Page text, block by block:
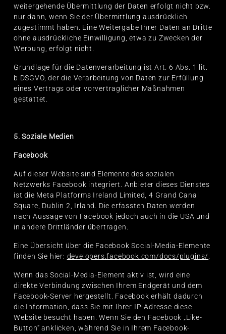
weitergehende Übermittlung der Daten erfolgt nicht bzw.
nur dann, wenn Sie der Übermittlung ausdrücklich
zugestimmt haben. Eine Weitergabe Ihrer Daten an Dritte
ohne ausdrückliche Einwilligung, etwa zu Zwecken der
Werbung, erfolgt nicht.
Grundlage für die Datenverarbeitung ist Art. 6 Abs. 1 lit.
b DSGVO, der die Verarbeitung von Daten zur Erfüllung
eines Vertrags oder vorvertraglicher Maßnahmen
gestattet.
5. Soziale Medien
Facebook
Auf dieser Website sind Elemente des sozialen
Netzwerks Facebook integriert. Anbieter dieses Dienstes
ist die Meta Platforms Ireland Limited, 4 Grand Canal
Square, Dublin 2, Irland. Die erfassten Daten werden
nach Aussage von Facebook jedoch auch in die USA und
in andere Drittländer übertragen.
Eine Übersicht über die Facebook Social-Media-Elemente
finden Sie hier: developers.facebook.com/docs/plugins/
Wenn das Social-Media-Element aktiv ist, wird eine
direkte Verbindung zwischen Ihrem Endgerät und dem
Facebook-Server hergestellt. Facebook erhält dadurch
die Information, dass Sie mit Ihrer IP-Adresse diese
Website besucht haben. Wenn Sie den Facebook „Like-
Button“ anklicken, während Sie in Ihrem Facebook-